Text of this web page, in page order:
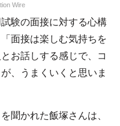
Wire
験の面接に対する心構
面接は楽しむ気持ちを
お話しする感じで、コ
、うまくいくと思いま
聞かれた飯塚さんは、